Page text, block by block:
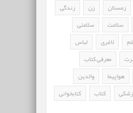
زمستان زن
زندگی
سلامت
سلامتی
لاغری
لباس
معرفی کتاب
هواپیما
والدین
کتاب
کتابخوانی